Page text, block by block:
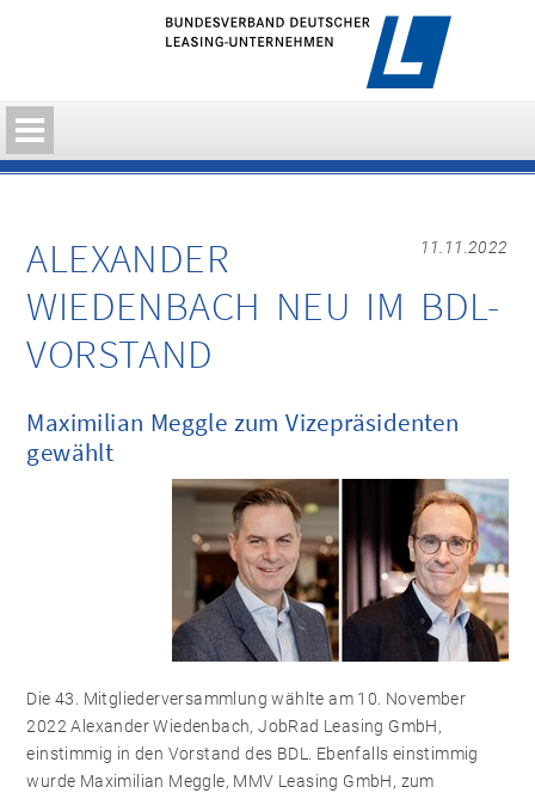
11.11.2022
ALEXANDER
WIEDENBACH NEU IM BDL-
VORSTAND
Maximilian Meggle zum Vizepräsidenten
gewählt
Die 43. Mitgliederversammlung wählte am 10. November
2022 Alexander Wiedenbach, JobRad Leasing GmbH,
einstimmig in den Vorstand des BDL. Ebenfalls einstimmig
wurde Maximilian Meggle, MMV Leasing GmbH, zum